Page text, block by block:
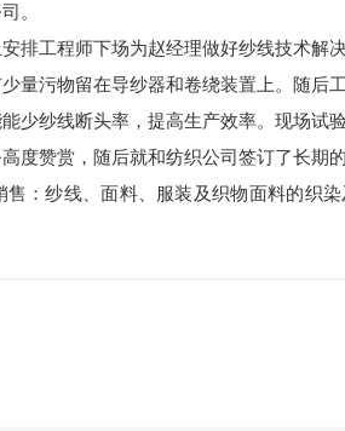
。
排工程师下场为赵经理做好纱线技术解
量污物留在导纱器和卷绕装置上。随后
少纱线断头率，提高生产效率。现场试
度赞赏，随后就和纺织公司签订了长期的
：纱线、面料、服装及织物面料的织